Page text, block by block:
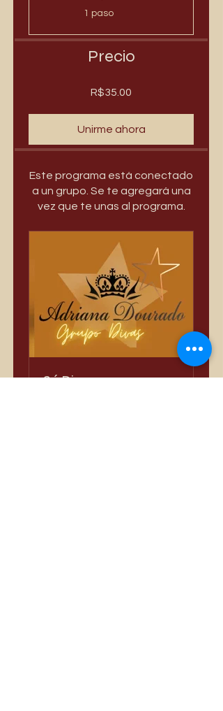
.
1 paso
Precio
R$35.00
Unirme ahora
Este programa está conectado
a un grupo. Se te agregará una
vez que te unas al programa.
Só Divas